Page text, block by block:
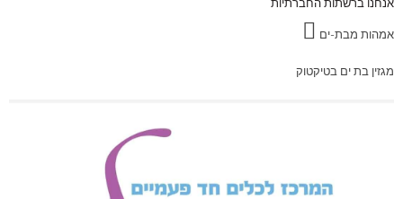
אנחנו ברשתות החברתיות
אמהות מבת-ים
מגזין בת ים בטיקטוק